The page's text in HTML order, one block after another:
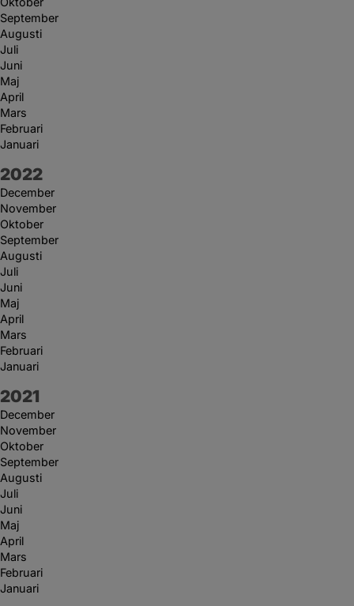
September
Augusti
Juli
Juni
Maj
April
Mars
Februari
Januari
År:
2022
December
November
Oktober
September
Augusti
Juli
Juni
Maj
April
Mars
Februari
Januari
År:
2021
December
November
Oktober
September
Augusti
Juli
Juni
Maj
April
Mars
Februari
Januari